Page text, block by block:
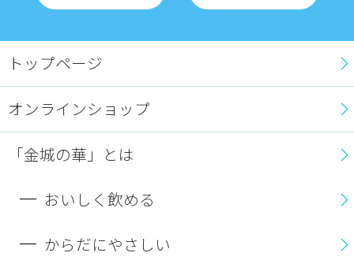
トップページ
オンラインショップ
「金城の華」とは
おいしく飲める
からだにやさしい